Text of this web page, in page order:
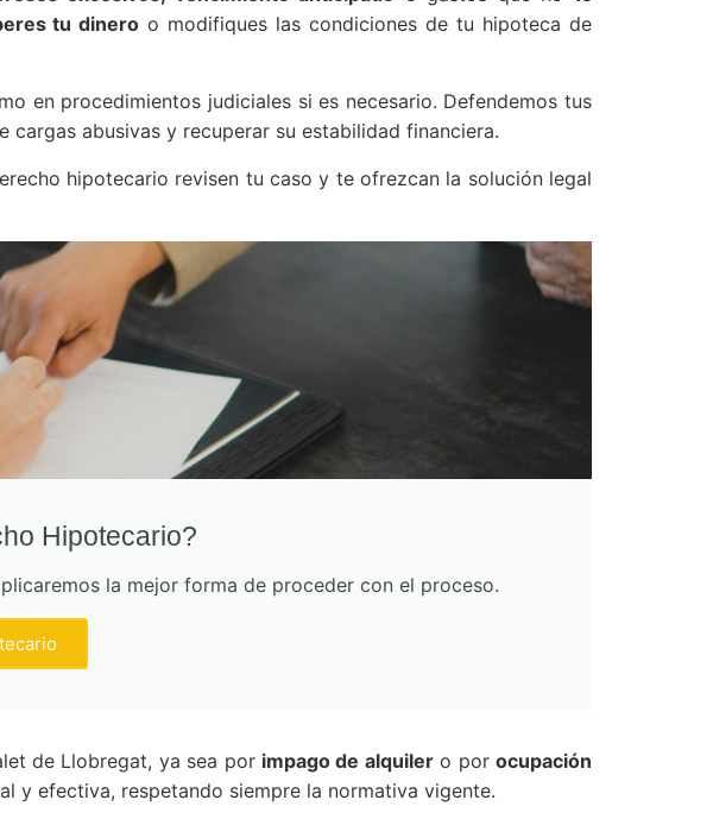
tu dinero o modifiques las condiciones de tu hipoteca de
en procedimientos judiciales si es necesario. Defendemos tus
abusivas y recuperar su estabilidad financiera.
hipotecario revisen tu caso y te ofrezcan la solución legal
Hipotecario?
la mejor forma de proceder con el proceso.
de Llobregat, ya sea por impago de alquilero porocupación
y efectiva, respetando siempre la normativa vigente.